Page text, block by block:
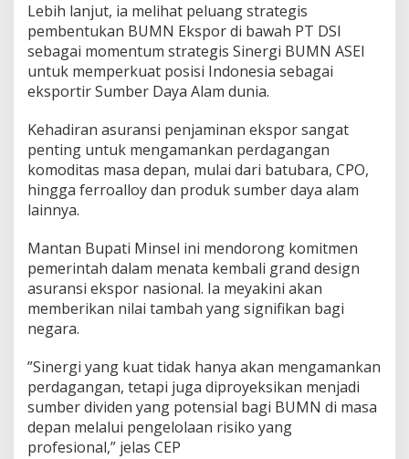
n
o
i
8
P
r
e
n
Lebih lanjut, ia melihat peluang strategis
pembentukan BUMN Ekspor di bawah PT DSI
sebagai momentum strategis Sinergi BUMN ASEI
untuk memperkuat posisi Indonesia sebagai
eksportir Sumber Daya Alam dunia.
Kehadiran asuransi penjaminan ekspor sangat
penting untuk mengamankan perdagangan
komoditas masa depan, mulai dari batubara, CPO,
hingga ferroalloy dan produk sumber daya alam
lainnya.
‎Mantan Bupati Minsel ini mendorong komitmen
pemerintah dalam menata kembali grand design
asuransi ekspor nasional. Ia meyakini akan
memberikan nilai tambah yang signifikan bagi
negara.
‎”Sinergi yang kuat tidak hanya akan mengamankan
perdagangan, tetapi juga diproyeksikan menjadi
sumber dividen yang potensial bagi BUMN di masa
depan melalui pengelolaan risiko yang
profesional,” jelas CEP